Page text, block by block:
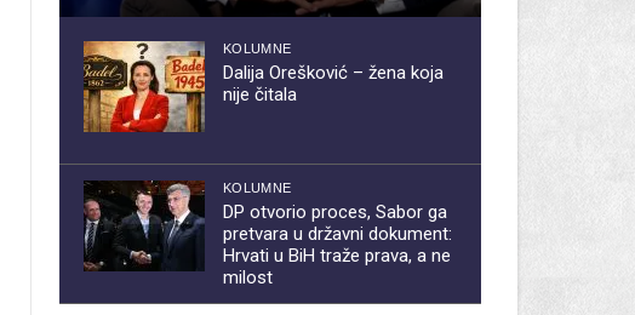
KOLUMNE
Dalija Orešković – žena koja
nije čitala
KOLUMNE
DP otvorio proces, Sabor ga
pretvara u državni dokument:
Hrvati u BiH traže prava, a ne
milost